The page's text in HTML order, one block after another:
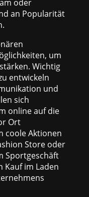
oder
an Popularität
um
Wichtig
entwickeln
und
sich
online auf die
Ort
coole Aktionen
Store oder
Sportgeschäft
Kauf im Laden